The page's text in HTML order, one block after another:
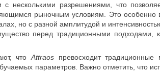
несколькими разрешениями, что
рыночным условиям. Это
но с разной амплитудой и
перед традиционными подходами,
что Attraos превосходит традиционные
параметров. Важно отметить, что